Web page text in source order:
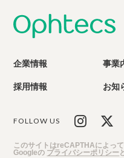
企業情報 事業
採用情報 お知
FOLLOW US
このサイトはreCAPTHAによって
Googleの プライバシーポリシー